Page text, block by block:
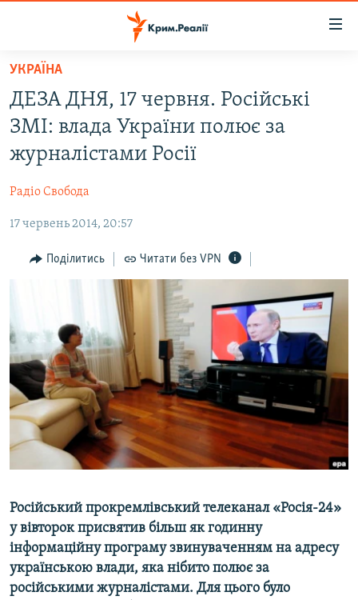
Перейти
основного
матеріалу
до
основної
Перейти
пошуку
ВОДА.КРИМ
ВІДЕО ТА ФОТО
БЛОГИ
ПОГЛЯД
ІНТЕРВ'Ю
ДЕПОРТАЦІЯ
ВІДЕОУРОКИ «ELIFBE»
СВІДЧЕННЯ ОКУПАЦІЇ
УКРАЇНСЬКА ПРОБЛЕМА КРИМУ
ІНФОГРАФІКА
ЯК ОБІЙТИ БЛОКУВАННЯ
Русский
Qırımtatar
ДОЛУЧАЙСЯ!
Усі сайти RFE/RL
УКРАЇНА
ДЕЗА ДНЯ, 17 червня. Російські
ЗМІ: влада України полює за
журналістами Росії
Радіо Свобода
17 червень 2014, 20:57
Поділитись Читати без VPN
Російський прокремлівський телеканал «Росія-24»
у вівторок присвятив більш як годинну
інформаційну програму звинуваченням на адресу
українською влади, яка нібито полює за
російськими журналістами. Для цього було